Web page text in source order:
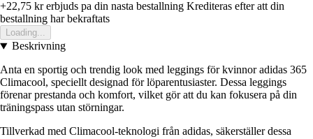
+22,75 krerbjuds pa din nasta bestallning Krediteras efter att din
bestallning har bekraftats
Loading...
Beskrivning
Anta en sportig och trendig look med leggings för kvinnor adidas 365
Climacool, speciellt designad för löparentusiaster. Dessa leggings
förenar prestanda och komfort, vilket gör att du kan fokusera på din
träningspass utan störningar.
Tillverkad med Climacool-teknologi från adidas, säkerställer dessa